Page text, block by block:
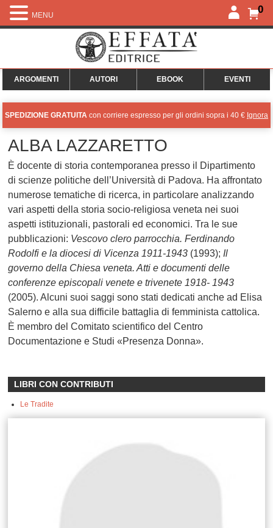
0
ARGOMENTI AUTORI EBOOK EVENTI
SPEDIZIONE GRATUITA con corriere espresso per gli ordini sopra i 40 € Ignora
ALBA LAZZARETTO
È docente di storia contemporanea presso il Dipartimento
di scienze politiche dell’Università di Padova. Ha affrontato
numerose tematiche di ricerca, in particolare analizzando
vari aspetti della storia socio-religiosa veneta nei suoi
aspetti istituzionali, pastorali ed economici. Tra le sue
pubblicazioni: Vescovo clero parrocchia. Ferdinando
Rodolfi e la diocesi di Vicenza 1911-1943 (1993); Il
governo della Chiesa veneta. Atti e documenti delle
conferenze episcopali venete e trivenete 1918- 1943
(2005). Alcuni suoi saggi sono stati dedicati anche ad Elisa
Salerno e alla sua difficile battaglia di femminista cattolica.
È membro del Comitato scientifico del Centro
Documentazione e Studi «Presenza Donna».
LIBRI CON CONTRIBUTI
Le Tradite
MENU